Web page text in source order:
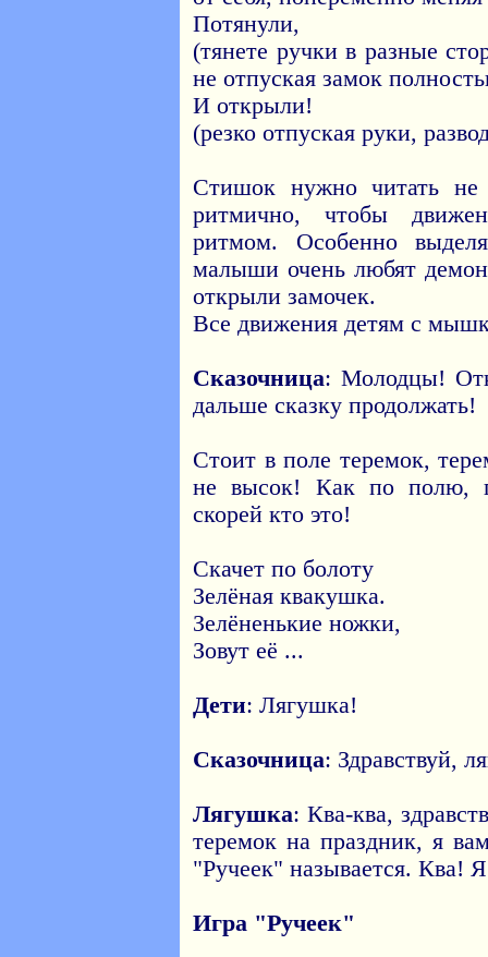
Потянули,
(тянете ручки в разные
не отпуская замок
И открыли!
(резко отпуская руки,
Стишок нужно читать
ритмично, чтобы
ритмом. Особенно
малыши очень любят
открыли замочек.
Все движения детям с
Сказочница: Молодцы!
дальше сказку продолжать!
Стоит в поле теремок,
не высок! Как по полю,
скорей кто это!
Скачет по болоту
Зелёная квакушка.
Зелёненькие ножки,
Зовут её ...
Дети: Лягушка!
Сказочница: Здравствуй,
Лягушка: Ква-ква,
теремок на праздник, я
"Ручеек" называется. Ква!
Игра "Ручеек"